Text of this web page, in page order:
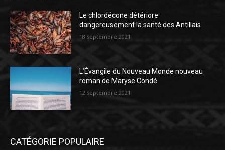
Le chlordécone détériore
dangereusement la santé des Antillais
18 septembre 2021
L’Évangile du Nouveau Monde nouveau
roman de Maryse Condé
12 septembre 2021
CATÉGORIE POPULAIRE